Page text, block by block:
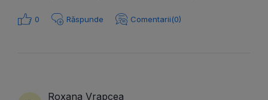
0 Răspunde Comentarii(0)
Roxana Vrapcea